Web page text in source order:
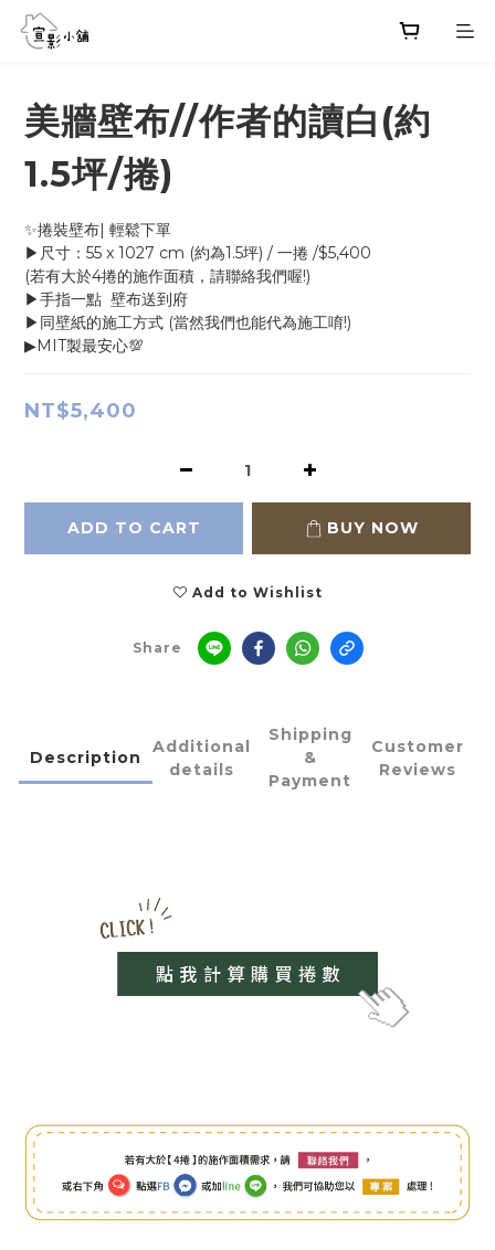
美牆壁布//作者的讀白(約
1.5坪/捲)
✨捲裝壁布| 輕鬆下單
▶尺寸：55 x 1027 cm (約為1.5坪) / 一捲 /$5,400
(若有大於4捲的施作面積，請聯絡我們喔!)
▶手指一點  壁布送到府
▶同壁紙的施工方式 (當然我們也能代為施工唷!)
▶MIT製最安心💯
NT$5,400
ADD TO CART BUY NOW
Add to Wishlist
Share
Description
Additional
details
Shipping
&
Payment
Customer
Reviews